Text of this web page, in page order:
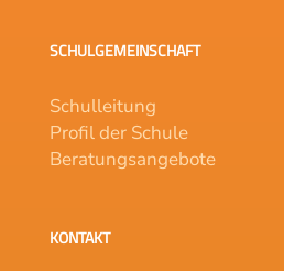
SCHULGEMEINSCHAFT
Schulleitung
Profil der Schule
Beratungsangebote
KONTAKT